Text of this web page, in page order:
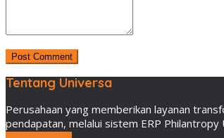
Tentang Universa
Perusahaan yang memberikan layanan
pendapatan, melalui sistem ERP